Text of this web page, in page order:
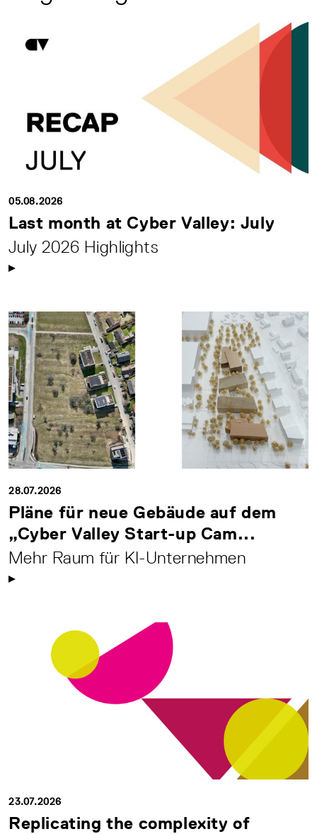
05.08.2026
Last month at Cyber Valley: July
July 2026 Highlights
28.07.2026
Pläne für neue Gebäude auf dem
„Cyber Valley Start-up Cam...
Mehr Raum für KI-Unternehmen
23.07.2026
Replicating the complexity of